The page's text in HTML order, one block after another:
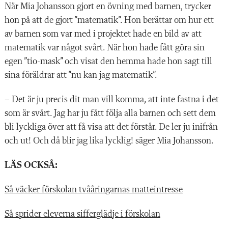
två eller tre.
Lotto
Använd en spelplan med tre rutor där den första har en prick, den
andra två och den tredje tre prickar. Till det används spelkort i två
olika uppsättningar – med likadant antalsmönster som på spelplanen
och varierande antalsmönster. Sedan ska barnen hitta par genom att
använda fingrarna och jämföra med antalet på spelplanen och
spelkortet riktas barnens uppmärksamhet på vad som är lika/olika
och kan då urskilja kardinaliteten.
När Mia Johansson gjort en övning med barnen, trycker
hon på att de gjort ”matematik”. Hon berättar om hur ett
av barnen som var med i projektet hade en bild av att
matematik var något svårt. När hon hade fått göra sin
egen ”tio-mask” och visat den hemma hade hon sagt till
sina föräldrar att ”nu kan jag matematik”.
– Det är ju precis dit man vill komma, att inte fastna i det
som är svårt. Jag har ju fått följa alla barnen och sett dem
bli lyckliga över att få visa att det förstår. De ler ju inifrån
och ut! Och då blir jag lika lycklig! säger Mia Johansson.
LÄS OCKSÅ:
Så väcker förskolan tvååringarnas matteintresse
Så sprider eleverna sifferglädje i förskolan